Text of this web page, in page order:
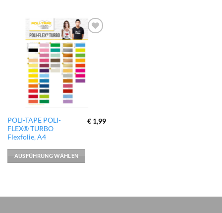
zur
Wunschliste
hinzufügen
POLI-TAPE POLI-
FLEX® TURBO
Flexfolie, A4
€ 1,99
AUSFÜHRUNG WÄHLEN
Dieses
Produkt
weist
mehrere
Varianten